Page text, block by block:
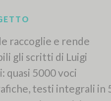
raccoglie e rende